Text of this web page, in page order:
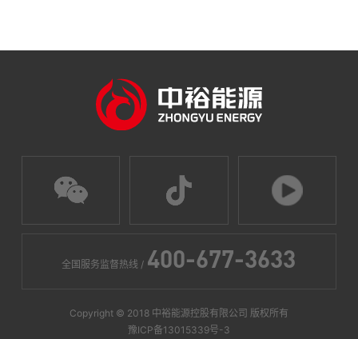
全国服务监督热线 / 400-677-3633
Copyright © 2018 中裕能源控股有限公司 版权所有
豫ICP备13015339号-3